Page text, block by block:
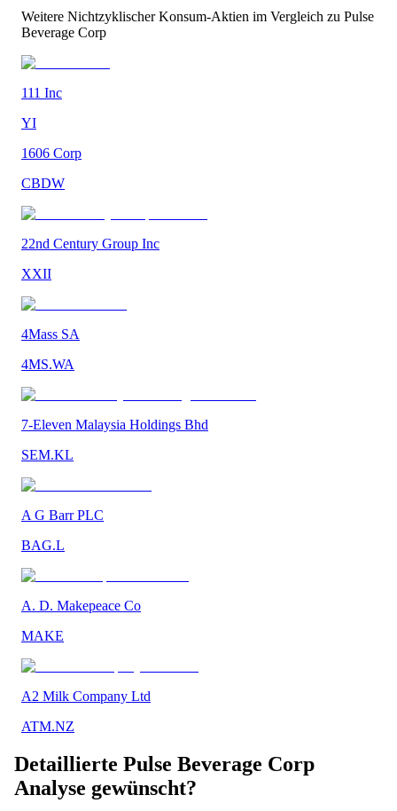
Weitere Nichtzyklischer Konsum-Aktien im Vergleich zu Pulse
Beverage Corp
111 Inc
YI
1606 Corp
CBDW
22nd Century Group Inc
XXII
4Mass SA
4MS.WA
7-Eleven Malaysia Holdings Bhd
SEM.KL
A G Barr PLC
BAG.L
A. D. Makepeace Co
MAKE
A2 Milk Company Ltd
ATM.NZ
Detaillierte Pulse Beverage Corp
Analyse gewünscht?